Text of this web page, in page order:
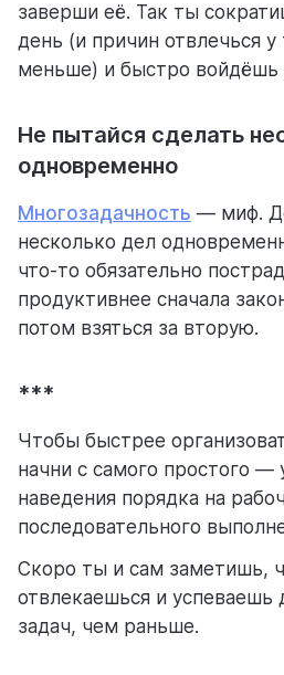
заверши её. Так ты
день (и причин отвлечься у
меньше) и быстро войдёшь
Не пытайся сделать
одновременно
Многозадачность — миф.
несколько дел
что-то обязательно
продуктивнее сначала
потом взяться за вторую.
***
Чтобы быстрее
начни с самого простого —
наведения порядка на
последовательного
Скоро ты и сам заметишь,
отвлекаешься и успеваешь
задач, чем раньше.